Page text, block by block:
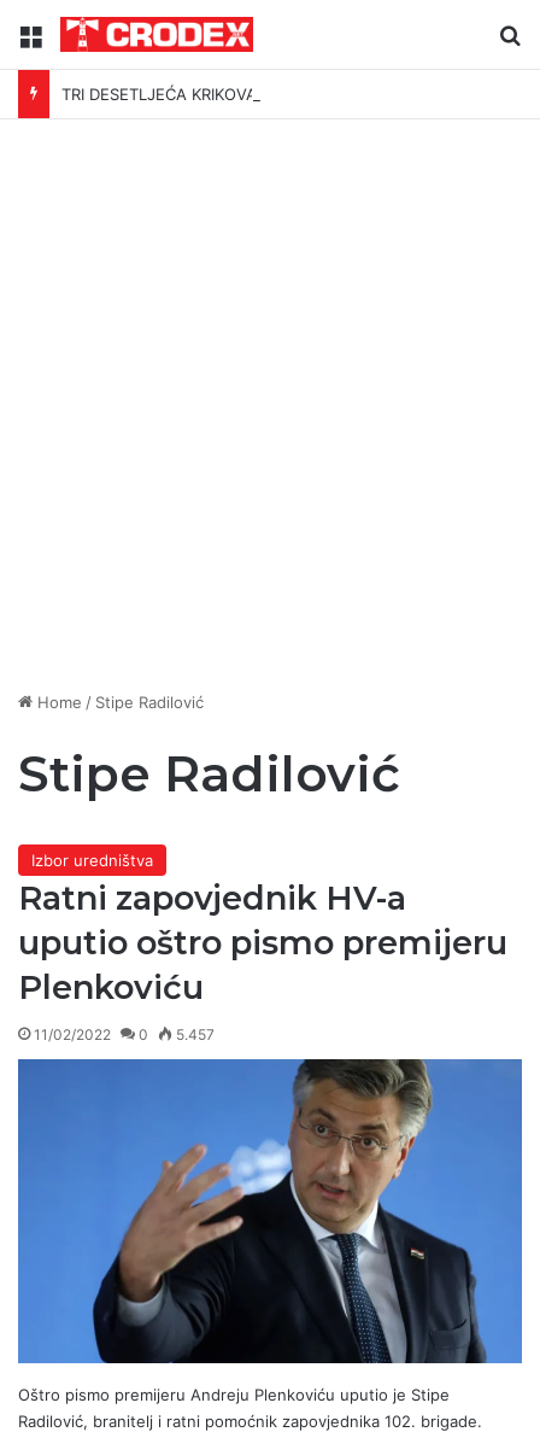
Menu
TRI DESETLJEĆA KRIKOVA OČAJNIKA
Home / Stipe Radilović
Stipe Radilović
Izbor uredništva
Ratni zapovjednik HV-a
uputio oštro pismo premijeru
Plenkoviću
11/02/2022 0 5.457
Oštro pismo premijeru Andreju Plenkoviću uputio je Stipe
Radilović, branitelj i ratni pomoćnik zapovjednika 102. brigade.